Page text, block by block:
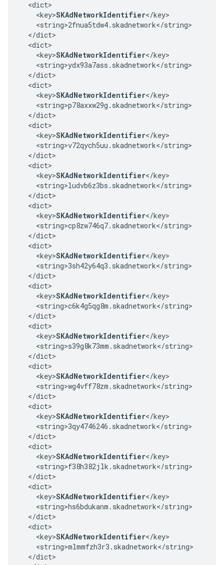
  <dict>
    <key>
SKAdNetworkIdentifier</key>
    <string>2fnua5tdw4.skadnetwork</string>
  </dict>
  <dict>
    <key>
SKAdNetworkIdentifier</key>
    <string>ydx93a7ass.skadnetwork</string>
  </dict>
  <dict>
    <key>
SKAdNetworkIdentifier</key>
    <string>p78axxw29g.skadnetwork</string>
  </dict>
  <dict>
    <key>
SKAdNetworkIdentifier</key>
    <string>v72qych5uu.skadnetwork</string>
  </dict>
  <dict>
    <key>
SKAdNetworkIdentifier</key>
    <string>ludvb6z3bs.skadnetwork</string>
  </dict>
  <dict>
    <key>
SKAdNetworkIdentifier</key>
    <string>cp8zw746q7.skadnetwork</string>
  </dict>
  <dict>
    <key>
SKAdNetworkIdentifier</key>
    <string>3sh42y64q3.skadnetwork</string>
  </dict>
  <dict>
    <key>
SKAdNetworkIdentifier</key>
    <string>c6k4g5qg8m.skadnetwork</string>
  </dict>
  <dict>
    <key>
SKAdNetworkIdentifier</key>
    <string>s39g8k73mm.skadnetwork</string>
  </dict>
  <dict>
    <key>
SKAdNetworkIdentifier</key>
    <string>wg4vff78zm.skadnetwork</string>
  </dict>
  <dict>
    <key>
SKAdNetworkIdentifier</key>
    <string>3qy4746246.skadnetwork</string>
  </dict>
  <dict>
    <key>
SKAdNetworkIdentifier</key>
    <string>f38h382jlk.skadnetwork</string>
  </dict>
  <dict>
    <key>
SKAdNetworkIdentifier</key>
    <string>hs6bdukanm.skadnetwork</string>
  </dict>
  <dict>
    <key>
SKAdNetworkIdentifier</key>
    <string>mlmmfzh3r3.skadnetwork</string>
  </dict>